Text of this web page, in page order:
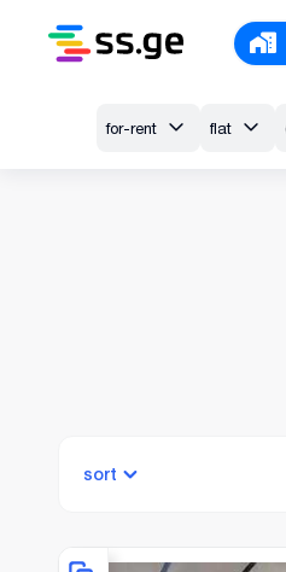
for-rent flat
sort